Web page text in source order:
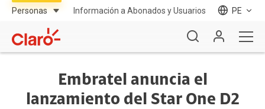
Información a Abonados y Usuarios PE
Embratel anuncia el
lanzamiento del Star One D2